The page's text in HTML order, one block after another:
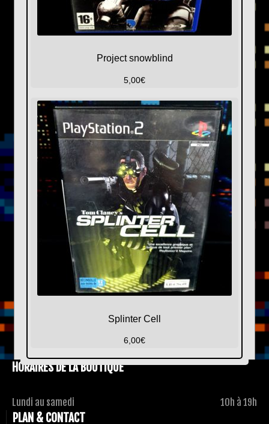
Project snowblind
5,00€
Splinter Cell
6,00€
HORAIRES DE LA BOUTIQUE
Lundi au samedi 10h à 19h
PLAN & CONTACT